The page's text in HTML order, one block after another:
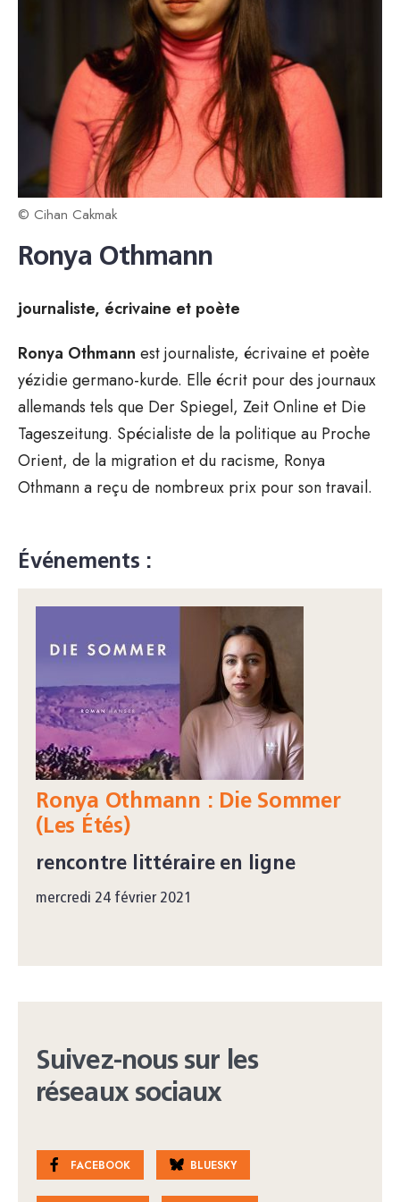
© Cihan Cakmak
Ronya Othmann
journaliste, écrivaine et poète
Ronya Othmann est journaliste, écrivaine et poète
yézidie germano-kurde. Elle écrit pour des journaux
allemands tels que Der Spiegel, Zeit Online et Die
Tageszeitung. Spécialiste de la politique au Proche
Orient, de la migration et du racisme, Ronya
Othmann a reçu de nombreux prix pour son travail.
Événements :
Ronya Othmann : Die Sommer
(Les Étés)
rencontre littéraire en ligne
mercredi 24 février 2021
Suivez-nous sur les
réseaux sociaux
FACEBOOK BLUESKY